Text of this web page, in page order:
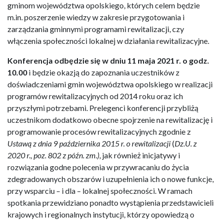
gminom województwa opolskiego, których celem będzie
m.in. poszerzenie wiedzy w zakresie przygotowania i
zarządzania gminnymi programami rewitalizacji, czy
włączenia społeczności lokalnej w działania rewitalizacyjne.
Konferencja odbędzie się w dniu 11 maja 2021 r. o godz.
10.00 i będzie okazją do zapoznania uczestników z
doświadczeniami gmin województwa opolskiego w realizacji
programów rewitalizacyjnych od 2014 roku oraz ich
przyszłymi potrzebami. Prelegenci konferencji przybliżą
uczestnikom dodatkowo obecne spojrzenie na rewitalizację i
programowanie procesów rewitalizacyjnych zgodnie z
Ustawą z dnia 9 października 2015 r. o rewitalizacji(Dz.U. z
2020 r., poz. 802 z późn. zm.), jak również inicjatywy i
rozwiązania godne polecenia w przywracaniu do życia
zdegradowanych obszarów i uzupełnienia ich o nowe funkcje,
przy wsparciu – i dla – lokalnej społeczności. W ramach
spotkania przewidziano ponadto wystąpienia przedstawicieli
krajowych i regionalnych instytucji, którzy opowiedzą o